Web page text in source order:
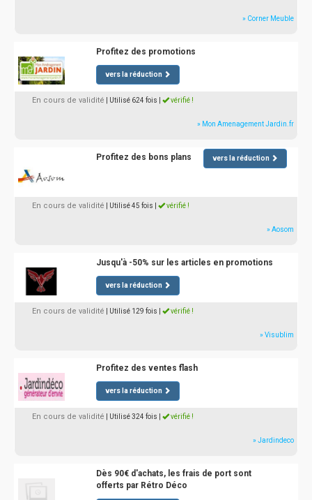
» Corner Meuble
Profitez des promotions
vers la réduction
En cours de validité | Utilisé 624 fois vérifié !
» Mon Amenagement Jardin.fr
Profitez des bons plans vers la réduction
En cours de validité | Utilisé 45 fois vérifié !
» Aosom
Jusqu'à -50% sur les articles en promotions
vers la réduction
En cours de validité | Utilisé 129 fois vérifié !
» Visublim
Profitez des ventes flash
vers la réduction
En cours de validité | Utilisé 324 fois vérifié !
» Jardindeco
Dès 90€ d'achats, les frais de port sont
offerts par Rétro Déco